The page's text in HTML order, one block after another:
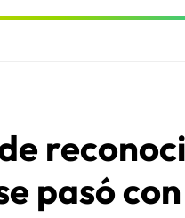
pasó